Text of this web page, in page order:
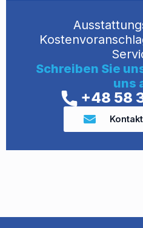
Schreiben Sie
uns
+48 58